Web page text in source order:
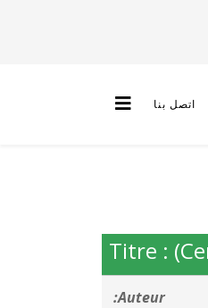
اتصل بنا
Titre :
Auteur: